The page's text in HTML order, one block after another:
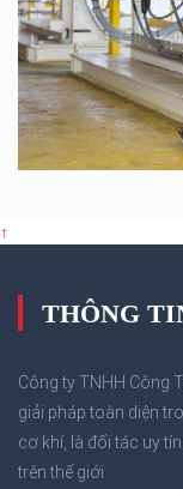
↑
THÔNG
Công ty TNHH Công
giải pháp toàn diện
cơ khí, là đối tác uy
trên thế giới